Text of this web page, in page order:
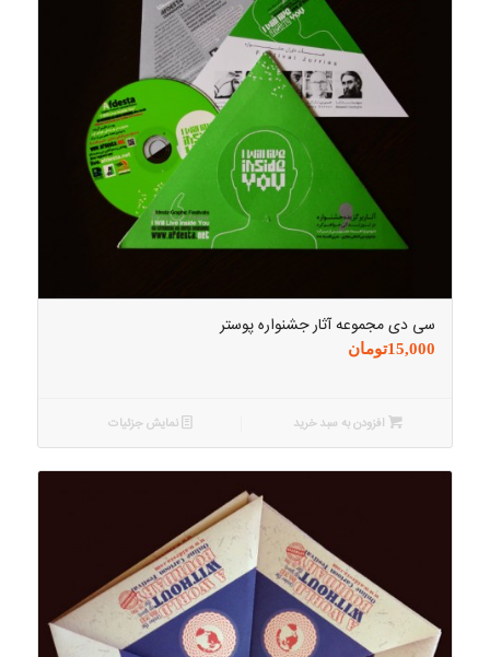
سی دی مجموعه آثار جشنواره پوستر
15,000تومان
افزودن به سبد خرید نمایش جزئیات